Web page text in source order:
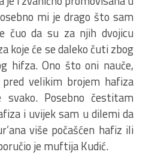
mi je drago što sam
čuo da su za njih dvojicu
koje će se daleko čuti zbog
hifza. Ono što oni nauče,
velikim brojem hafiza
Posebno čestitam
i uvijek sam u dilemi da
više počašćen hafiz ili
je muftija Kudić.